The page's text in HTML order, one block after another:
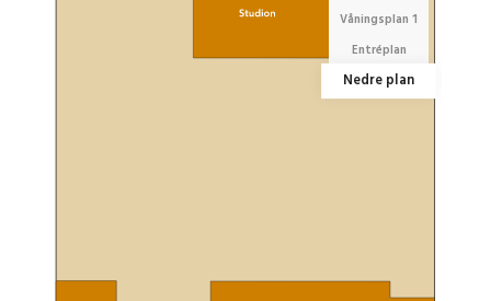
Våningsplan 1
Entréplan
Nedre plan